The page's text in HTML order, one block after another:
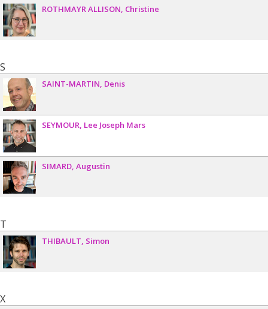
ROTHMAYR ALLISON Christine
S
SAINT-MARTIN Denis
SEYMOUR Lee Joseph Mars
SIMARD Augustin
T
THIBAULT Simon
X